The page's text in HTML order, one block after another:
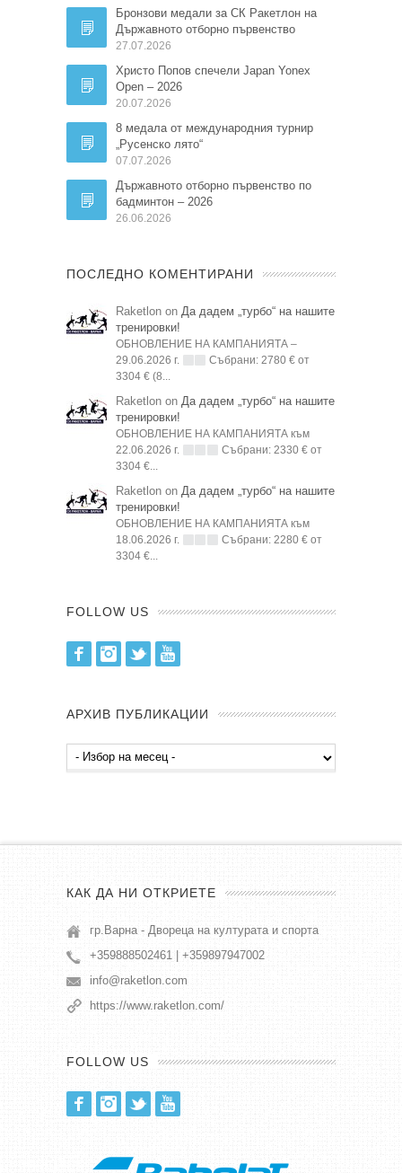
Бронзови медали за СК Ракетлон на
Държавното отборно първенство
27.07.2026
Христо Попов спечели Japan Yonex
Open – 2026
20.07.2026
8 медала от международния турнир
„Русенско лято“
07.07.2026
Държавното отборно първенство по
бадминтон – 2026
26.06.2026
ПОСЛЕДНО КОМЕНТИРАНИ
Raketlon on Да дадем „турбо“ на нашите
тренировки!
ОБНОВЛЕНИЕ НА КАМПАНИЯТА –
29.06.2026 г.
Събрани: 2780 € от
3304 € (8...
Raketlon on Да дадем „турбо“ на нашите
тренировки!
ОБНОВЛЕНИЕ НА КАМПАНИЯТА към
22.06.2026 г.
Събрани: 2330 € от
3304 €...
Raketlon on Да дадем „турбо“ на нашите
тренировки!
ОБНОВЛЕНИЕ НА КАМПАНИЯТА към
18.06.2026 г.
Събрани: 2280 € от
3304 €...
FOLLOW US
FacebookInstagram
Twitter
АРХИВ ПУБЛИКАЦИИ
Архив
публикации
КАК ДА НИ ОТКРИЕТЕ
гр.Варна - Двореца на културата и спорта
+359888502461 | +359897947002
info@raketlon.com
https://www.raketlon.com/
FOLLOW US
FacebookInstagram
Twitter